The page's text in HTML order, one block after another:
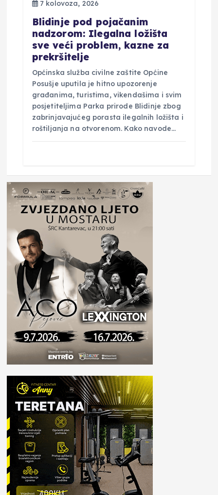
7 kolovoza, 2026
Blidinje pod pojačanim
nadzorom: Ilegalna ložišta
sve veći problem, kazne za
prekršitelje
Općinska služba civilne zaštite Općine
Posušje uputila je hitno upozorenje
građanima, turistima, vikendašima i svim
posjetiteljima Parka prirode Blidinje zbog
zabrinjavajućeg porasta ilegalnih ložišta i
roštiljanja na otvorenom. Kako navode…